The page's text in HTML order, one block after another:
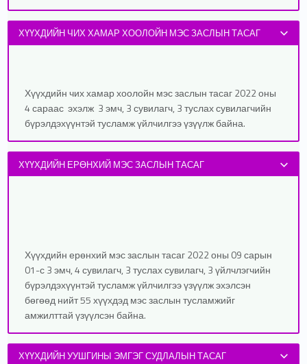
ХҮҮХДИЙН ЧИХ ХАМАР ХООЛОЙН МЭС ЗАСЛЫН ТАСАГ
Хүүхдийн чих хамар хоолойн мэс заслын тасаг 2022 оны
4 сараас эхэлж 3 эмч, 3 сувилагч, 3 туслах сувилагчийн
бүрэлдэхүүнтэй тусламж үйлчилгээ үзүүлж байна.
ХҮҮХДИЙН ЕРӨНХИЙ МЭС ЗАСЛЫН ТАСАГ
Хүүхдийн ерөнхий мэс заслын тасаг 2022 оны 09 сарын
01-с 3 эмч, 4 сувилагч, 3 туслах сувилагч, 3 үйлчлэгчийн
бүрэлдэхүүнтэй тусламж үйлчилгээ үзүүлж эхэлсэн
бөгөөд нийт 55 хүүхдэд мэс заслын тусламжийг
амжилттай үзүүлсэн байна.
ХҮҮХДИЙН УУШГИНЫ ЭМГЭГ СУДЛАЛЫН ТАСАГ